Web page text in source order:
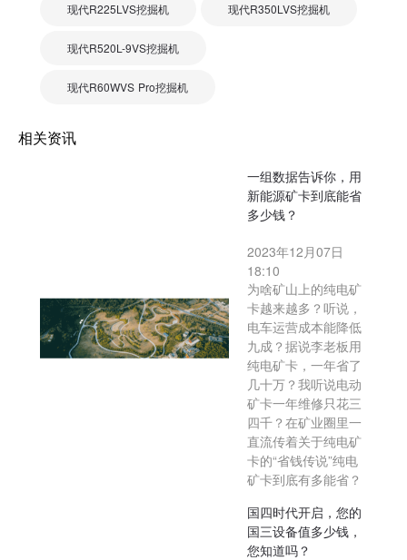
现代R225LVS挖掘机 现代R350LVS挖掘机
现代R520L-9VS挖掘机
现代R60WVS Pro挖掘机
相关资讯
一组数据告诉你，用
新能源矿卡到底能省
多少钱？
2023年12月07日
18:10
为啥矿山上的纯电矿
卡越来越多？听说，
电车运营成本能降低
九成？据说李老板用
纯电矿卡，一年省了
几十万？我听说电动
矿卡一年维修只花三
四千？在矿业圈里一
直流传着关于纯电矿
卡的“省钱传说”纯电
矿卡到底有多能省？
国四时代开启，您的
国三设备值多少钱，
您知道吗？